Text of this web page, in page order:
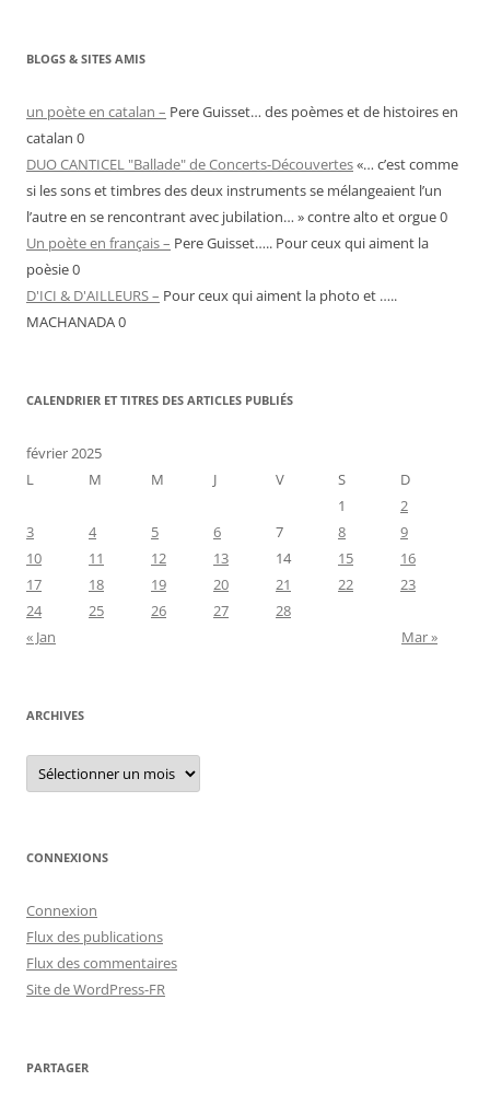
BLOGS & SITES AMIS
un poète en catalan – Pere Guisset… des poèmes et de histoires en
catalan 0
DUO CANTICEL "Ballade" de Concerts-Découvertes«… c’est comme
si les sons et timbres des deux instruments se mélangeaient l’un
l’autre en se rencontrant avec jubilation… » contre alto et orgue 0
Un poète en français – Pere Guisset….. Pour ceux qui aiment la
poèsie 0
D'ICI & D'AILLEURS – Pour ceux qui aiment la photo et …..
MACHANADA 0
CALENDRIER ET TITRES DES ARTICLES PUBLIÉS
février 2025
L
M M J V S
D
1
2
3
4 5 6 7 8
9
10
11 12 13 14 15
16
17
18 19 20 21 22
23
24
25 26 27
28
« Jan
Mar »
ARCHIVES
Archives
CONNEXIONS
Connexion
Flux des publications
Flux des commentaires
Site de WordPress-FR
PARTAGER